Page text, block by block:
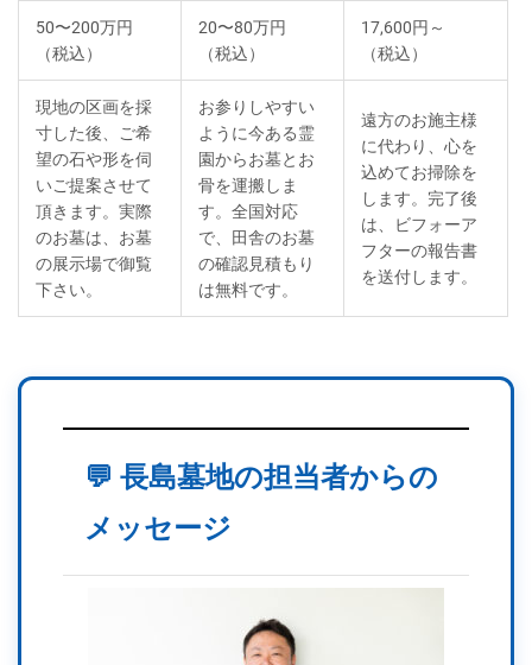
50〜200万円
（税込）
20〜80万円
（税込）
17,600円～
（税込）
現地の区画を採
寸した後、ご希
望の石や形を伺
いご提案させて
頂きます。実際
のお墓は、お墓
の展示場で御覧
下さい。
お参りしやすい
ように今ある霊
園からお墓とお
骨を運搬しま
す。全国対応
で、田舎のお墓
の確認見積もり
は無料です。
遠方のお施主様
に代わり、心を
込めてお掃除を
します。完了後
は、ビフォーア
フターの報告書
を送付します。
💬 長島墓地の担当者からの
メッセージ